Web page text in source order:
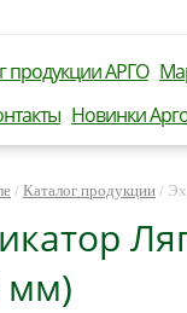
продукции АРГО
Новинки
/ Каталог продукции /
мм)